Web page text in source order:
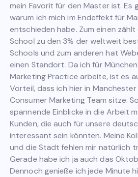
mein Favorit für den Master ist. Es
warum ich mich im Endeffekt für
entschieden habe. Zum einen zählt
School zu den 3% der weltweit
Schools und zum anderen hat
einen Standort. Da ich für
Marketing Practice arbeite, ist es
Vorteil, dass ich hier in
Consumer Marketing Team sitze.
spannende Einblicke in die Arbeit
Kunden, die auch für unsere
interessant sein könnten. Meine
und die Stadt fehlen mir natürlich
Gerade habe ich ja auch das
Dennoch genieße ich jede Minute